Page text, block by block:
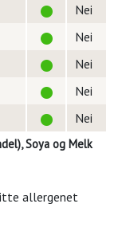
Nei
Nei
Nei
Nei
Nei
Soya og Melk
allergenet